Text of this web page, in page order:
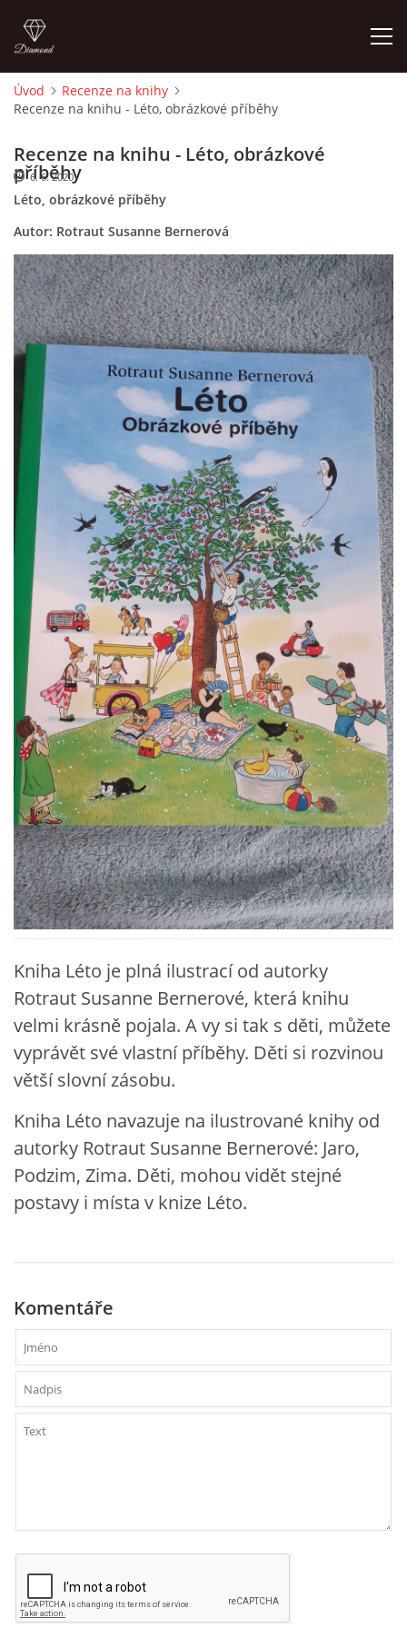
ÚVOD
O MĚ
DĚJINY VÝTVARNÉHO UMĚNÍ
NOVINKY ZE ŠKOLSTVÍ 2025
ROČNÍ PLÁN - INSPIRACE /DLE NOVÉHO RVP PV 2025
VZDĚLÁVACÍ BLOK ZÁŘÍ
VZDĚLÁVACÍ BLOK ŘÍJEN
VZDĚLÁVACÍ BLOK LISTOPAD
VZDĚLÁVACÍ BLOK PROSINEC
VZDĚLÁVACÍ BLOK LEDEN
VZDĚLÁVACÍ BLOK ÚNOR
VZDĚLÁVACÍ BLOK BŘEZEN
VZDĚLÁVACÍ BLOK DUBEN
VÝTVARNÉ TECHNIKY
VÝTVARNÉ POMŮCKY
VÝTVARNÉ AKTIVITY - JARO
VÝTVARNÉ AKTIVITY - LÉTO
VÝTVARNÉ AKTIVITY - ZIMA
CHARAKTERISTIKA ROČNÍCH OBDOBÍ
PÍSNĚ K TÉMATU JARO
BÁSNĚ K TÉMATU JARO
POHYBOVÉ AKTIVITY NA TÉMA JARO
BÁSNĚ K TÉMATU LÉTO
POHYBOVÉ AKTIVITY NA TÉMA LÉTO
Úvod
Recenze na knihy
Recenze na knihu - Léto, obrázkové příběhy
Recenze na knihu - Léto, obrázkové
příběhy
Léto, obrázkové příběhy
Autor: Rotraut Susanne Bernerová
6. 6. 2020
Kniha Léto je plná ilustrací od autorky
Rotraut Susanne Bernerové, která knihu
velmi krásně pojala. A vy si tak s děti, můžete
vyprávět své vlastní příběhy. Děti si rozvinou
větší slovní zásobu.
Kniha Léto navazuje na ilustrované knihy od
autorky Rotraut Susanne Bernerové: Jaro,
Podzim, Zima. Děti, mohou vidět stejné
postavy i místa v knize Léto.
Komentáře